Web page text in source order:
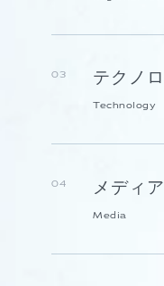
03 テクノ
Technology
04 メディア
Media